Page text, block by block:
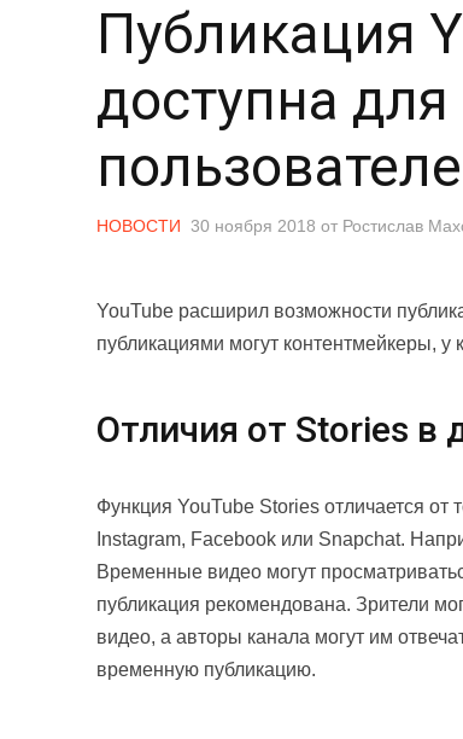
Публикация
доступна
НОВОСТИ 30 ноября 2018 от Ростислав
YouTube расширил возможности
публикациями могут контентмейкеры, у
Отличия от Stories в
Функция YouTube Stories отличается от
Instagram, Facebook или Snapchat.
Временные видео могут
публикация рекомендована. Зрители
видео, а авторы канала могут им
временную публикацию.